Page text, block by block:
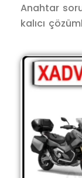
Anahtar
kalıcı